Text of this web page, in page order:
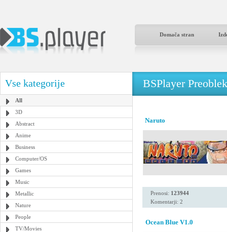
Domača stran
Vse kategorije
All
3D
Abstract
Anime
Business
Computer/OS
Games
Music
Metallic
Nature
People
TV/Movies
BSPlayer
Naruto
Prenosi: 123944
Komentarji: 2
Ocean Blue V1.0